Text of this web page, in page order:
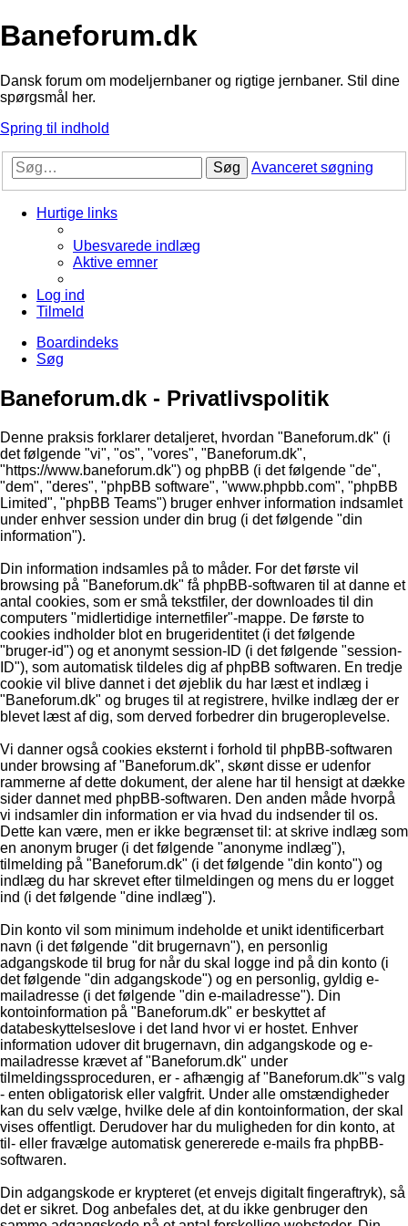
Baneforum.dk
Dansk forum om modeljernbaner og rigtige jernbaner. Stil dine
spørgsmål her.
Spring til indhold
Søg Avanceret søgning
Hurtige links
Ubesvarede indlæg
Aktive emner
Log ind
Tilmeld
Boardindeks
Søg
Baneforum.dk - Privatlivspolitik
Denne praksis forklarer detaljeret, hvordan "Baneforum.dk" (i
det følgende "vi", "os", "vores", "Baneforum.dk",
"https://www.baneforum.dk") og phpBB (i det følgende "de",
"dem", "deres", "phpBB software", "www.phpbb.com", "phpBB
Limited", "phpBB Teams") bruger enhver information indsamlet
under enhver session under din brug (i det følgende "din
information").
Din information indsamles på to måder. For det første vil
browsing på "Baneforum.dk" få phpBB-softwaren til at danne et
antal cookies, som er små tekstfiler, der downloades til din
computers "midlertidige internetfiler"-mappe. De første to
cookies indholder blot en brugeridentitet (i det følgende
"bruger-id") og et anonymt session-ID (i det følgende "session-
ID"), som automatisk tildeles dig af phpBB softwaren. En tredje
cookie vil blive dannet i det øjeblik du har læst et indlæg i
"Baneforum.dk" og bruges til at registrere, hvilke indlæg der er
blevet læst af dig, som derved forbedrer din brugeroplevelse.
Vi danner også cookies eksternt i forhold til phpBB-softwaren
under browsing af "Baneforum.dk", skønt disse er udenfor
rammerne af dette dokument, der alene har til hensigt at dække
sider dannet med phpBB-softwaren. Den anden måde hvorpå
vi indsamler din information er via hvad du indsender til os.
Dette kan være, men er ikke begrænset til: at skrive indlæg som
en anonym bruger (i det følgende "anonyme indlæg"),
tilmelding på "Baneforum.dk" (i det følgende "din konto") og
indlæg du har skrevet efter tilmeldingen og mens du er logget
ind (i det følgende "dine indlæg").
Din konto vil som minimum indeholde et unikt identificerbart
navn (i det følgende "dit brugernavn"), en personlig
adgangskode til brug for når du skal logge ind på din konto (i
det følgende "din adgangskode") og en personlig, gyldig e-
mailadresse (i det følgende "din e-mailadresse"). Din
kontoinformation på "Baneforum.dk" er beskyttet af
databeskyttelseslove i det land hvor vi er hostet. Enhver
information udover dit brugernavn, din adgangskode og e-
mailadresse krævet af "Baneforum.dk" under
tilmeldingssproceduren, er - afhængig af "Baneforum.dk"'s valg
- enten obligatorisk eller valgfrit. Under alle omstændigheder
kan du selv vælge, hvilke dele af din kontoinformation, der skal
vises offentligt. Derudover har du muligheden for din konto, at
til- eller fravælge automatisk genererede e-mails fra phpBB-
softwaren.
Din adgangskode er krypteret (et envejs digitalt fingeraftryk), så
det er sikret. Dog anbefales det, at du ikke genbruger den